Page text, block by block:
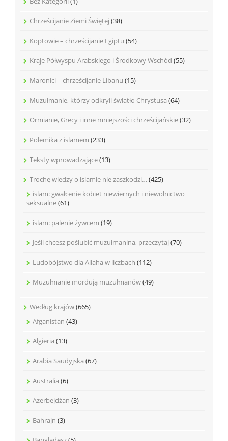
Chrześcijanie Ziemi Świętej (38)
Koptowie – chrześcijanie Egiptu (54)
Kraje Półwyspu Arabskiego i Środkowy Wschód (55)
Maronici – chrześcijanie Libanu (15)
Muzułmanie, którzy odkryli światło Chrystusa (64)
Ormianie, Grecy i inne mniejszości chrześcijańskie(32)
Polemika z islamem (233)
Teksty wprowadzające(13)
Trochę wiedzy o islamie nie zaszkodzi… (425)
islam: gwałcenie kobiet niewiernych i niewolnictwo
seksualne(61)
islam: palenie żywcem (19)
Jeśli chcesz poślubić muzułmanina, przeczytaj (70)
Ludobójstwo dla Allaha w liczbach (112)
Muzułmanie mordują muzułmanów(49)
Według krajów(665)
Afganistan (43)
Algieria (13)
Arabia Saudyjska (67)
Australia (6)
Azerbejdżan (3)
Bahrajn (3)